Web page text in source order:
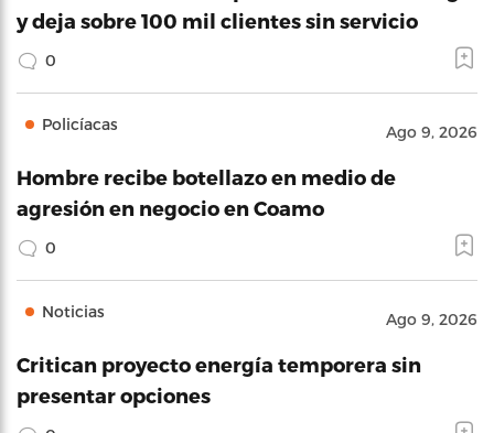
y deja sobre 100 mil clientes sin servicio
0
Policíacas Ago 9, 2026
Hombre recibe botellazo en medio de
agresión en negocio en Coamo
0
Noticias Ago 9, 2026
Critican proyecto energía temporera sin
presentar opciones